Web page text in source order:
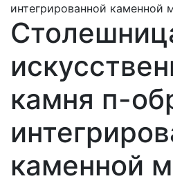
интегрированной каменной
камня п-
каменной